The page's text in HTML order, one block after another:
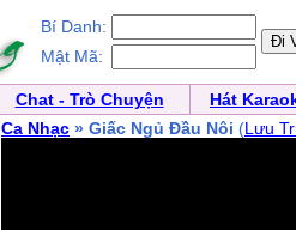
Bí Danh:
Mật Mã:
Chat - Trò Chuyện
Hát
Ca Nhạc » Giấc Ngủ Đầu Nôi (Lưu